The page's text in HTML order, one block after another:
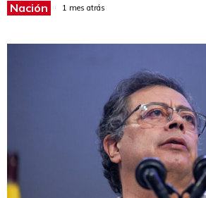
Nación 1 mes atrás